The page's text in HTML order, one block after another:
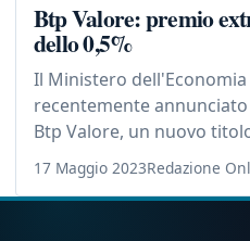
Btp Valore: premio
dello 0,5%
Il Ministero dell'Economia
recentemente
Btp Valore, un nuovo
17 Maggio 2023Redazione